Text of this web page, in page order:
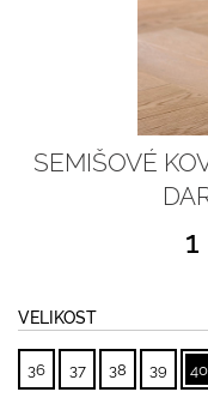
SEMIŠOVÉ
VELIKOST
36 37 38 39 40